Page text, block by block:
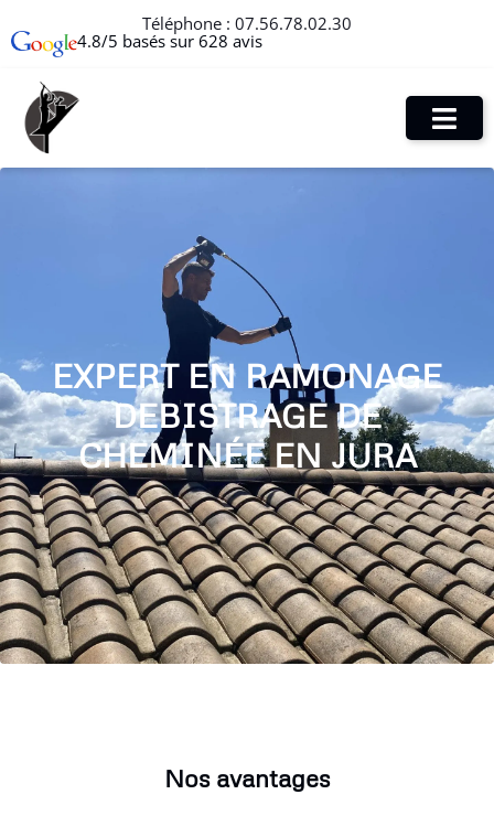
Téléphone : 07.56.78.02.30
4.8/5 basés sur 628 avis
EXPERT EN RAMONAGE
DEBISTRAGE DE
CHEMINÉE EN JURA
Nos avantages